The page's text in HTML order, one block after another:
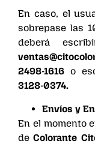
En caso, el
sobrepase las
deberá
2498-1616o
3128-0374.
Envíos y
En el momento
deColorante